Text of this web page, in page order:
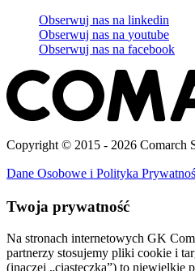
Obserwuj nas na linkedin
Obserwuj nas na youtube
Obserwuj nas na facebook
Copyright © 2015 - 2026 Comarch
Dane Osobowe i Polityka
Twoja prywatność
Na stronach internetowych GK
partnerzy stosujemy pliki cookie i
(inaczej „ciasteczka”) to niewielkie